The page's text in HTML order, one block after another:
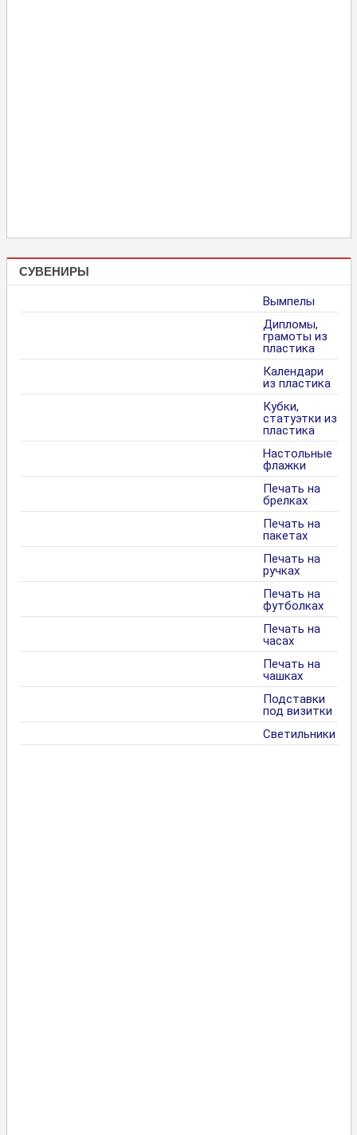
СУВЕНИРЫ
Вымпелы
Дипломы,
грамоты из
пластика
Календари
из пластика
Кубки,
статуэтки из
пластика
Настольные
флажки
Печать на
брелках
Печать на
пакетах
Печать на
ручках
Печать на
футболках
Печать на
часах
Печать на
чашках
Подставки
под визитки
Светильники